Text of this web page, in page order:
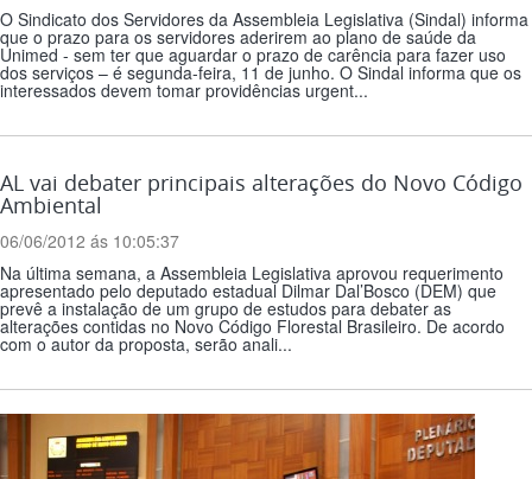
O Sindicato dos Servidores da Assembleia Legislativa (Sindal) informa
que o prazo para os servidores aderirem ao plano de saúde da
Unimed - sem ter que aguardar o prazo de carência para fazer uso
dos serviços – é segunda-feira, 11 de junho. O Sindal informa que os
interessados devem tomar providências urgent...
AL vai debater principais alterações do Novo Código
Ambiental
06/06/2012 ás 10:05:37
Na última semana, a Assembleia Legislativa aprovou requerimento
apresentado pelo deputado estadual Dilmar Dal’Bosco (DEM) que
prevê a instalação de um grupo de estudos para debater as
alterações contidas no Novo Código Florestal Brasileiro. De acordo
com o autor da proposta, serão anali...